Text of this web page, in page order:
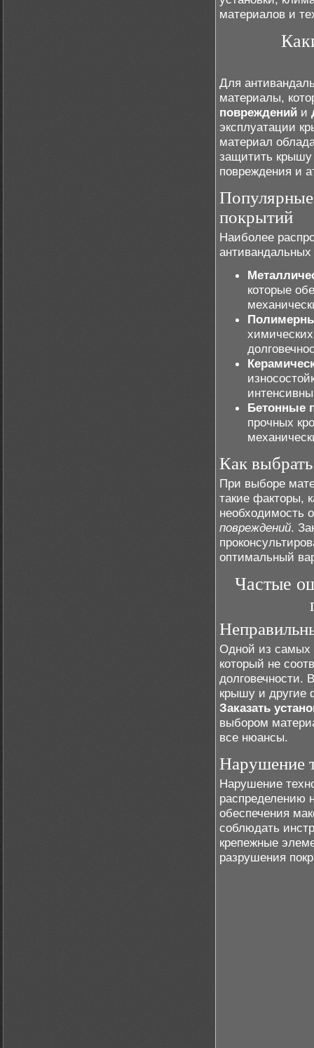
материалов и
Для
материалы,
повреждений и
эксплуатации
материал
защитить крышу
повреждения и
Популярные
покрытий
Наиболее
которые
Бетонные
прочных
Как
При выборе
такие факторы,
необходимость
повреждений.
оптимальный
Частые
Одной из самых
который не
долговечности.
крышу и другие
Заказать
выбором
все нюансы.
Нарушение
Нарушение
распределению
обеспечения
соблюдать
крепежные
разрушения